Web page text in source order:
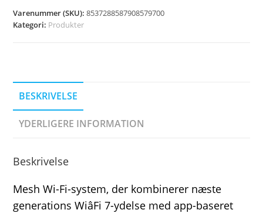
Varenummer (SKU):8537288587908579700
Kategori: Produkter
BESKRIVELSE
YDERLIGERE INFORMATION
Beskrivelse
Mesh Wi-Fi-system, der kombinerer næste
generations WiâFi 7-ydelse med app-baseret